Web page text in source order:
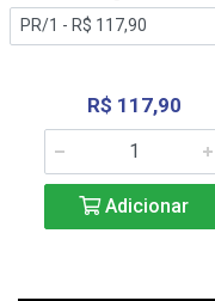
R$ 117,90
Adicionar